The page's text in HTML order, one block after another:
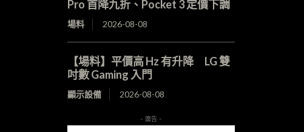
Pro 首降九折、Pocket 3 定價下調
場料 2026-08-08
【場料】平價高 Hz 有升降 LG 雙
吋數 Gaming 入門
顯示設備 2026-08-08
- 廣告 -